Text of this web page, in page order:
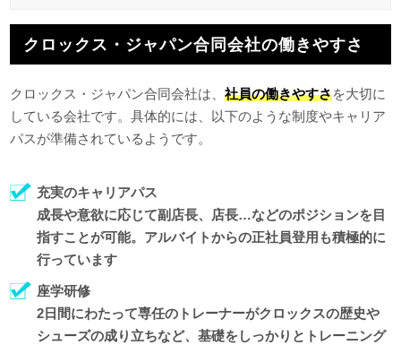
クロックス・ジャパン合同会社の働きやすさ
クロックス・ジャパン合同会社は、社員の働きやすさを大切に
している会社です。具体的には、以下のような制度やキャリア
パスが準備されているようです。
充実のキャリアパス
成長や意欲に応じて副店長、店長…などのポジションを目
指すことが可能。アルバイトからの正社員登用も積極的に
行っています
座学研修
2日間にわたって専任のトレーナーがクロックスの歴史や
シューズの成り立ちなど、基礎をしっかりとトレーニング